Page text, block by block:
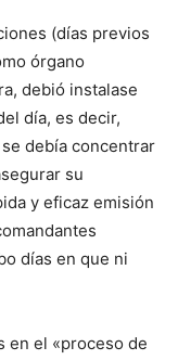
(días previos
órgano
debió instalase
día, es decir,
debía concentrar
su
y eficaz emisión
días en que ni
en el «proceso de